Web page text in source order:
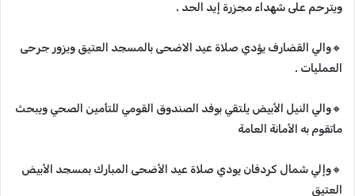
ويترحم على شهداء مجزرة إيد الحد .
🔸‬‏والي القضارف يؤدي صلاة عيد الاضحى بالمسجد العتيق ويزور جرحى
العمليات .
🔸‬‏والي النيل الأبيض يلتقي بوفد الصندوق القومي للتأمين الصحي ويبحث
ماتقوم به الأمانة العامة
🔸‬‏وإلي شمال كردفان يودي صلاة عيد الأضحى المبارك بمسجد الأبيض
العتيق